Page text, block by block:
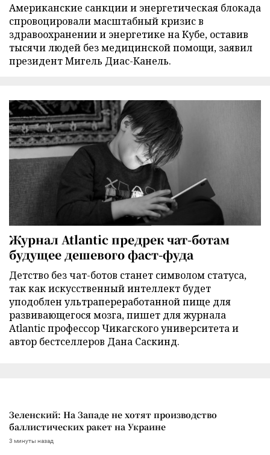
Американские санкции и энергетическая блокада
спровоцировали масштабный кризис в
здравоохранении и энергетике на Кубе, оставив
тысячи людей без медицинской помощи, заявил
президент Мигель Диас-Канель.
Журнал Atlantic предрек чат-ботам
будущее дешевого фаст-фуда
Детство без чат-ботов станет символом статуса,
так как искусственный интеллект будет
уподоблен ультрапереработанной пище для
развивающегося мозга, пишет для журнала
Atlantic профессор Чикагского университета и
автор бестселлеров Дана Саскинд.
Зеленский: На Западе не хотят производство
баллистических ракет на Украине
3 минуты назад